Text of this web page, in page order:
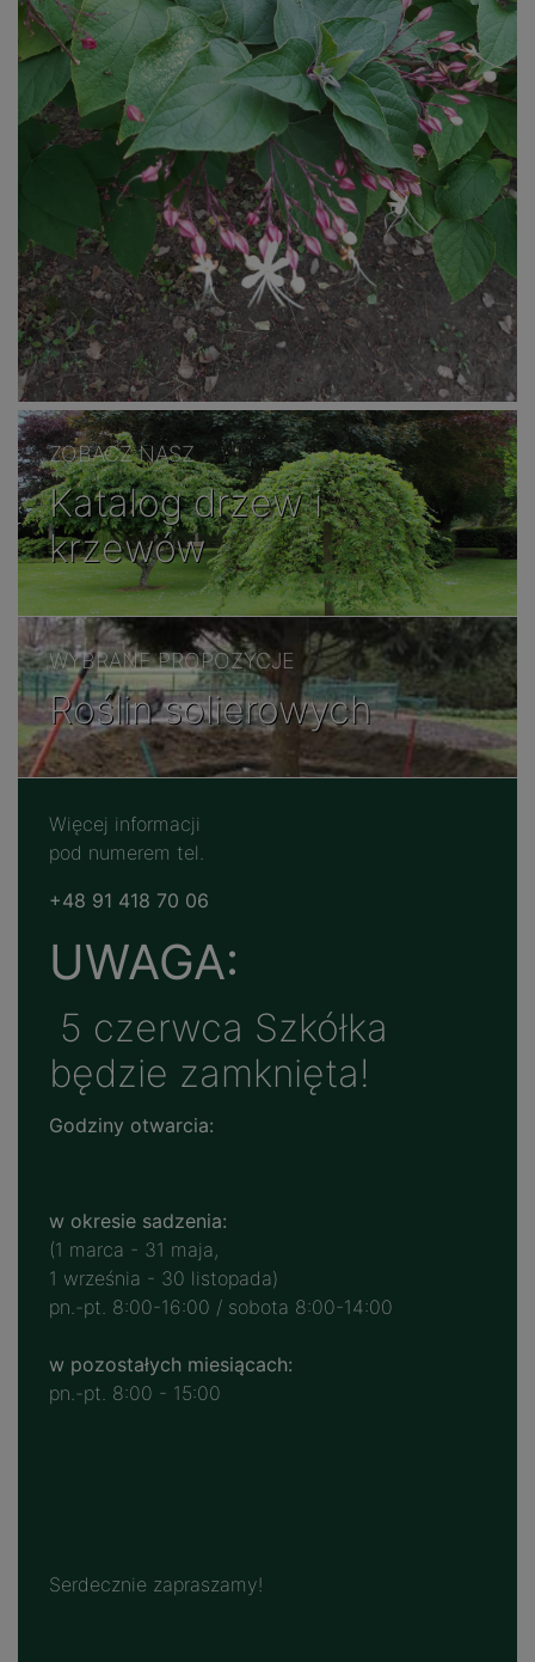
ZOBACZ NASZ
Katalog drzew i
krzewów
WYBRANE PROPOZYCJE
Roślin solierowych
Więcej informacji
pod numerem tel.
+48 91 418 70 06
UWAGA:
5 czerwca Szkółka
będzie zamknięta!
Godziny otwarcia:
w okresie sadzenia:
(1 marca - 31 maja,
1 września - 30 listopada)
pn.-pt. 8:00-16:00 / sobota 8:00-14:00
w pozostałych miesiącach:
pn.-pt. 8:00 - 15:00
Serdecznie zapraszamy!